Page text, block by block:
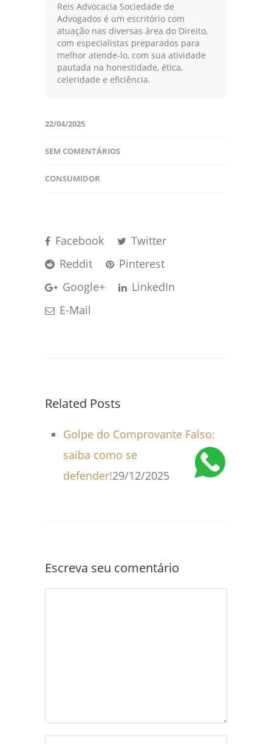
Reis Advocacia Sociedade de
Advogados é um escritório com
atuação nas diversas área do Direito,
com especialistas preparados para
melhor atende-lo, com sua atividade
pautada na honestidade, ética,
celeridade e eficiência.
22/04/2025
SEM COMENTÁRIOS
CONSUMIDOR
Facebook
Twitter
Reddit
Pinterest
Google+
LinkedIn
E-Mail
Related Posts
Golpe do Comprovante Falso:
saiba como se
defender!29/12/2025
Escreva seu comentário